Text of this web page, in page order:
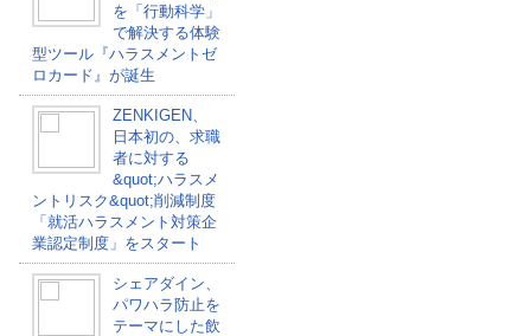
を「行動科学」
で解決する体験
型ツール『ハラスメントゼ
ロカード』が誕生
ZENKIGEN、
日本初の、求職
者に対する
&quot;ハラスメ
ントリスク&quot;削減制度
「就活ハラスメント対策企
業認定制度」をスタート
シェアダイン、
パワハラ防止を
テーマにした飲